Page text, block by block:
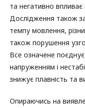
та негативно впливає
Дослідження також
темпу мовлення,
також порушення
Все означене
напруженням і
знижує плавність та
Опираючись на